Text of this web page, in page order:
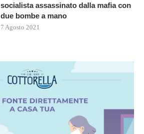
socialista assassinato dalla mafia con
due bombe a mano
7 Agosto 2021